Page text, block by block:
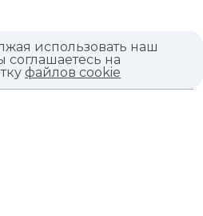
использовать наш
соглашаетесь на
файлов cookie